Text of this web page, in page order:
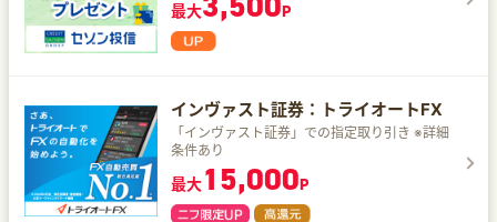
最大 P
インヴァスト証券：トライオートFX
「インヴァスト証券」での指定取り引き ※詳細
条件あり
最大15,000P